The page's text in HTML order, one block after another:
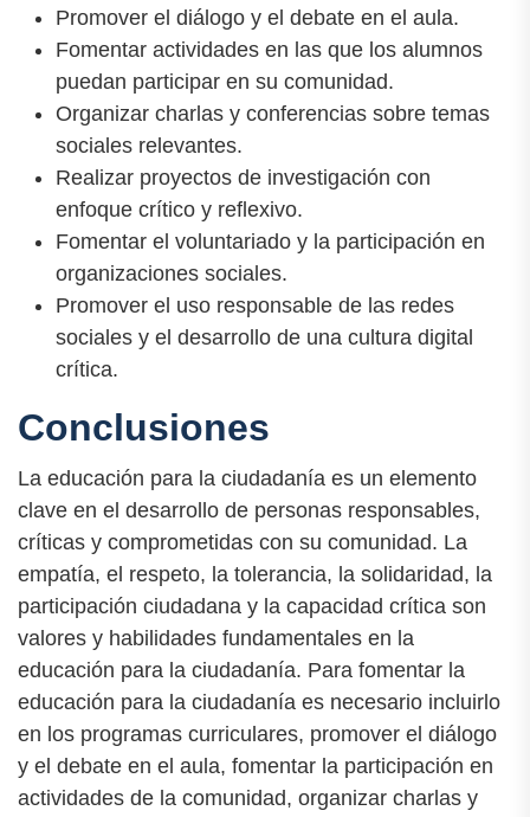
Promover el diálogo y el debate en el aula.
Fomentar actividades en las que los alumnos
puedan participar en su comunidad.
Organizar charlas y conferencias sobre temas
sociales relevantes.
Realizar proyectos de investigación con
enfoque crítico y reflexivo.
Fomentar el voluntariado y la participación en
organizaciones sociales.
Promover el uso responsable de las redes
sociales y el desarrollo de una cultura digital
crítica.
Conclusiones
La educación para la ciudadanía es un elemento
clave en el desarrollo de personas responsables,
críticas y comprometidas con su comunidad. La
empatía, el respeto, la tolerancia, la solidaridad, la
participación ciudadana y la capacidad crítica son
valores y habilidades fundamentales en la
educación para la ciudadanía. Para fomentar la
educación para la ciudadanía es necesario incluirlo
en los programas curriculares, promover el diálogo
y el debate en el aula, fomentar la participación en
actividades de la comunidad, organizar charlas y